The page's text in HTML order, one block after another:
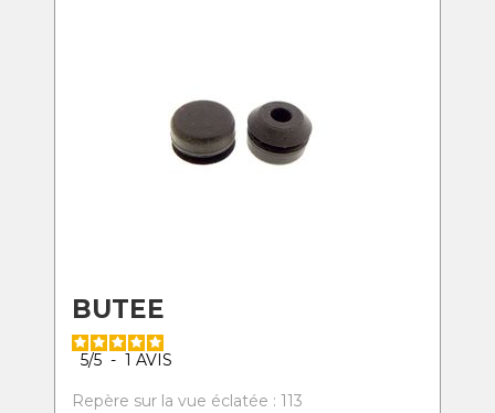
BUTEE
5/5 - 1 AVIS
Repère sur la vue éclatée : 113